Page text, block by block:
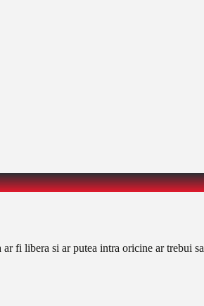
fi libera si ar putea intra oricine ar trebui